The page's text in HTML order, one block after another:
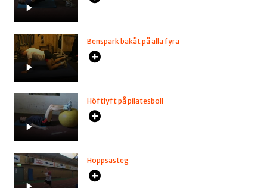
Benspark bakåt på alla fyra
Höftlyft på pilatesboll
Hoppsasteg